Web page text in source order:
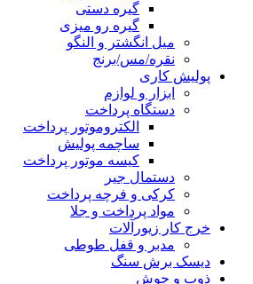
گیره دستی
گیره رو میزی
میل انگشتر و النگو
نقره/مس/برنج
پولیش کاری
ابزار و لوازم
دستگاه پرداخت
الکتروموتور پرداخت
ساچمه پولیش
کیسه موتور پرداخت
دستمال جیر
کرکی و فرچه پرداخت
مواد پرداخت و جلا
خرج کار زیورآلات
مدبر و قفل طوطی
دیسک برش سنگ
ذوب و جوش